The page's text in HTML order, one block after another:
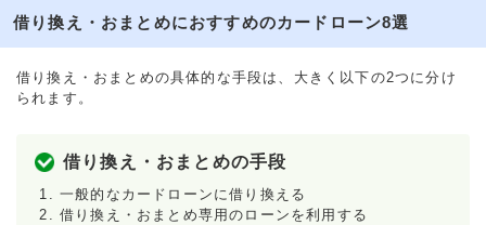
借り換え・おまとめにおすすめのカードローン8選
借り換え・おまとめの具体的な手段は、大きく以下の2つに分け
られます。
借り換え・おまとめの手段
一般的なカードローンに借り換える
借り換え・おまとめ専用のローンを利用する